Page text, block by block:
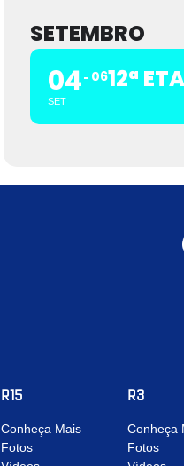
SETEMBRO
04
SET
0612ª
R15
Conheça Mais
Fotos
R3
Conheça
Fotos